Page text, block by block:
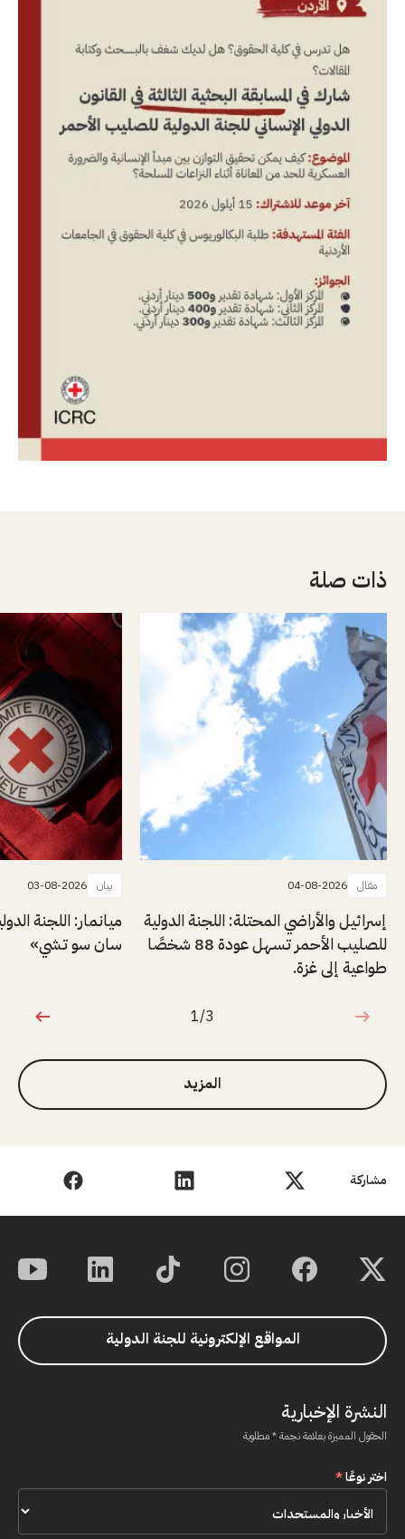
مشاركة
ذات صلة
مقال 04-08-2026
إسرائيل والأراضي المحتلة: اللجنة الدولية
للصليب الأحمر تسهل عودة 88 شخصًا
طواعية إلى غزة.
بيان 03-08-2026
ميانمار: اللجنة
سان سو تشي»
1 من 3
1/3
المزيد
المواقع الإلكترونية للجنة الدولية
النشرة الإخبارية
الحقول المميزة بعلامة نجمة * مطلوبة
اختر نوعًا*